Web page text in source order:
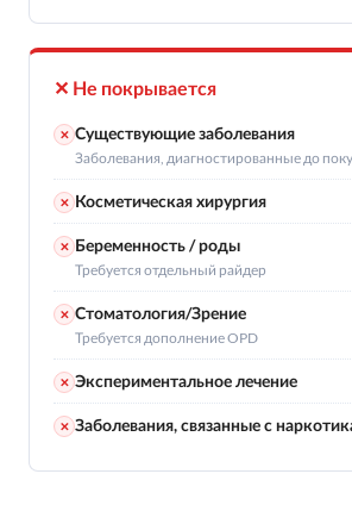
✕ Не покрывается
✕ Существующие заболевания
Заболевания, диагностированные до
✕ Косметическая хирургия
✕ Беременность / роды
Требуется отдельный райдер
✕ Стоматология/Зрение
Требуется дополнение OPD
✕ Экспериментальное лечение
✕ Заболевания, связанные с